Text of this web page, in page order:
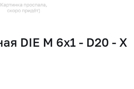
DIE M 6x1 - D20 - X